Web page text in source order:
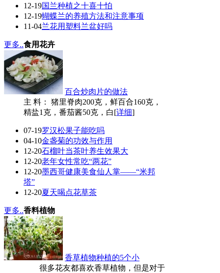
12-19国兰种植之十喜十怕
12-19蝴蝶兰的养殖方法和注意事项
11-04兰花用塑料兰盆好吗
更多..食用花卉
百合炒肉片的做法
主 料： 猪里脊肉200克，鲜百合160克，
精盐1克，番茄酱50克，白[详细]
07-19罗汉松果子能吃吗
04-10金盏菊的功效与作用
12-20石榴叶当茶叶养生效果大
12-20老年女性常吃“两花”
12-20墨西哥健康美食仙人掌——“米邦
塔”
12-20夏天喝点花草茶
更多..香料植物
香草植物种植的5个小
很多花友都喜欢香草植物，但是对于